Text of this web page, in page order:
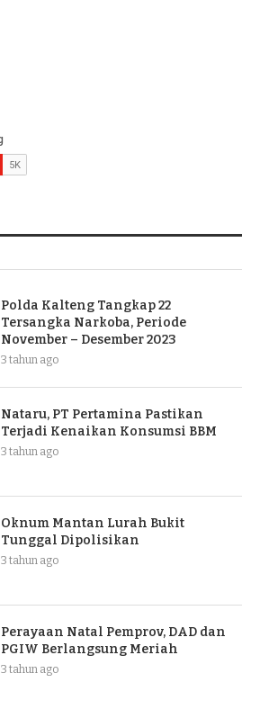
Polda Kalteng Tangkap 22
Tersangka Narkoba, Periode
November – Desember 2023
3 tahun ago
Nataru, PT Pertamina Pastikan
Terjadi Kenaikan Konsumsi BBM
3 tahun ago
Oknum Mantan Lurah Bukit
Tunggal Dipolisikan
3 tahun ago
Perayaan Natal Pemprov, DAD dan
PGIW Berlangsung Meriah
3 tahun ago